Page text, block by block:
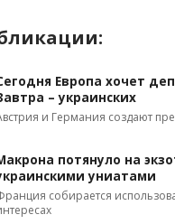
Европа хочет
– украинских
и Германия создают
потянуло на
униатами
собирается